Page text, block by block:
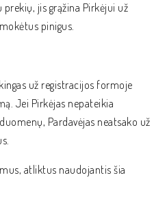
jis grąžina Pirkėjui už
pinigus.
už registracijos formoje
Jei Pirkėjas nepateikia
Pardavėjas neatsako už
atliktus naudojantis šia